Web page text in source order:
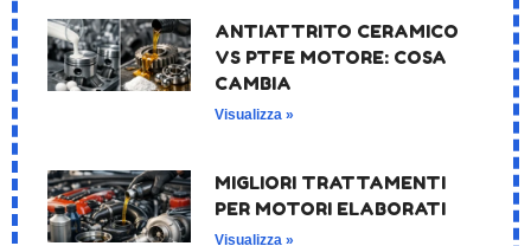
ANTIATTRITO CERAMICO
VS PTFE MOTORE: COSA
CAMBIA
Visualizza »
MIGLIORI TRATTAMENTI
PER MOTORI ELABORATI
Visualizza »